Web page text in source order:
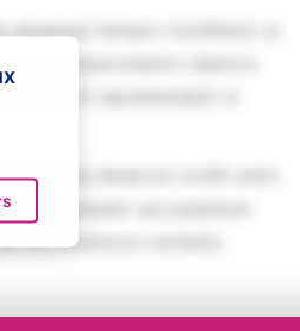
eiusmod tempor incididunt ut
exercitation ullamco
dolor in reprehenderit in
officia deserunt mollit anim
voluptatem accusantium
illo inventore veritatis.